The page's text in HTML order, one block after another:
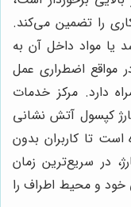
را تضمین می‌کند.
یا مواد داخل آن به
مواقع اضطراری عمل
دارد. مرکز خدمات
کپسول آتش نشانی
تا کاربران بدون
در سریع‌ترین زمان
خود و محیط اطراف را